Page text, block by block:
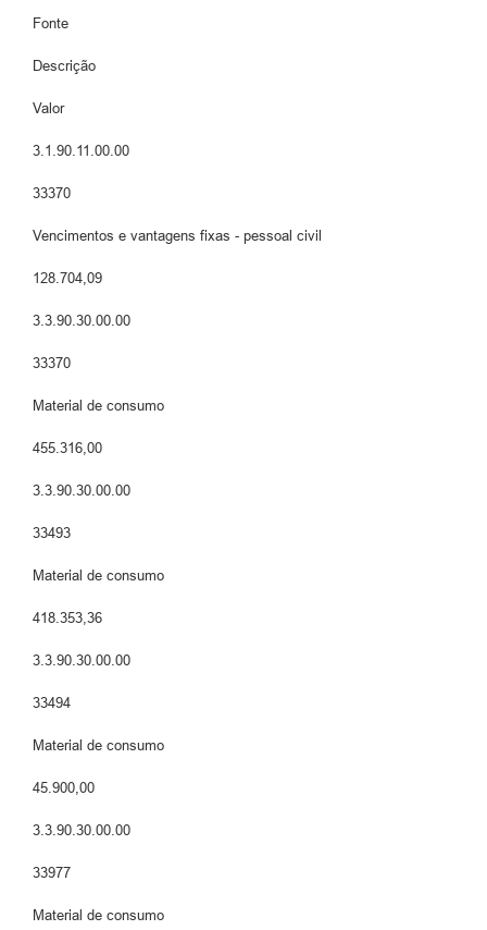
Fonte
Descrição
Valor
3.1.90.11.00.00
33370
Vencimentos e vantagens fixas - pessoal civil
128.704,09
3.3.90.30.00.00
33370
Material de consumo
455.316,00
3.3.90.30.00.00
33493
Material de consumo
418.353,36
3.3.90.30.00.00
33494
Material de consumo
45.900,00
3.3.90.30.00.00
33977
Material de consumo